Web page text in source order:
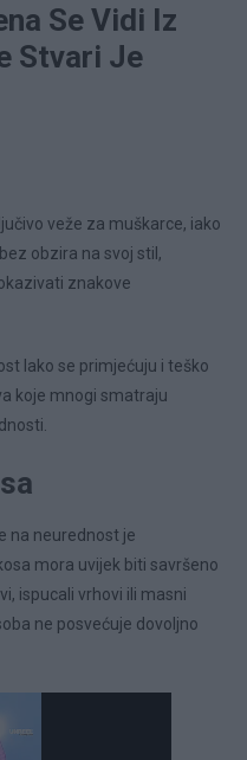
Se Vidi Iz
Stvari Je
veže za muškarce, iako
obzira na svoj stil,
znakove
lako se primjećuju i teško
koje mnogi smatraju
na neurednost je
mora uvijek biti savršeno
ispucali vrhovi ili masni
ne posvećuje dovoljno